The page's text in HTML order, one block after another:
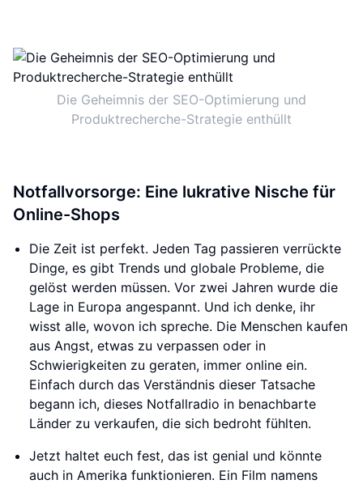
Die Geheimnis der SEO-Optimierung und
Produktrecherche-Strategie enthüllt
Notfallvorsorge: Eine lukrative Nische für
Online-Shops
Die Zeit ist perfekt. Jeden Tag passieren verrückte
Dinge, es gibt Trends und globale Probleme, die
gelöst werden müssen. Vor zwei Jahren wurde die
Lage in Europa angespannt. Und ich denke, ihr
wisst alle, wovon ich spreche. Die Menschen kaufen
aus Angst, etwas zu verpassen oder in
Schwierigkeiten zu geraten, immer online ein.
Einfach durch das Verständnis dieser Tatsache
begann ich, dieses Notfallradio in benachbarte
Länder zu verkaufen, die sich bedroht fühlten.
Jetzt haltet euch fest, das ist genial und könnte
auch in Amerika funktionieren. Ein Film namens